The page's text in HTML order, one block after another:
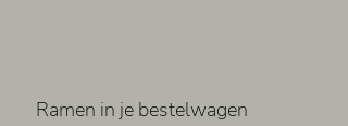
Ramen in je bestelwagen